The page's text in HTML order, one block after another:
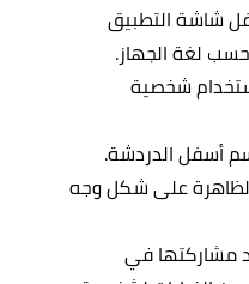
شاشة التطبيق
حسب لغة الجهاز.
شخصية
أسفل الدردشة.
على شكل وجه
مشاركتها في